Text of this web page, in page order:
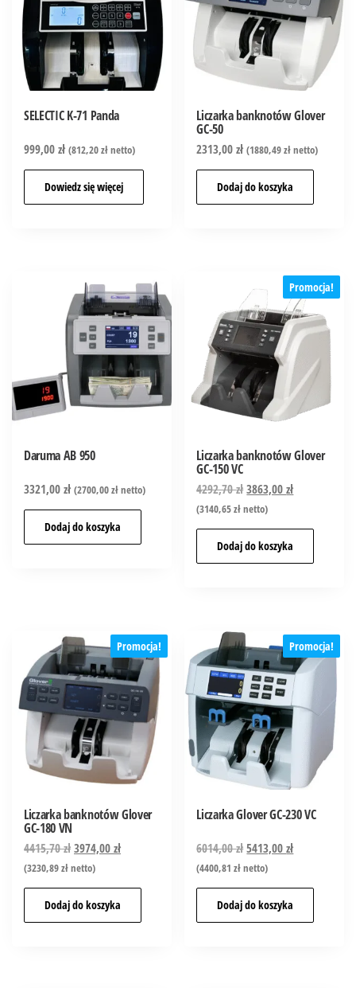
SELECTIC K-71 Panda
999,00zł (812,20złnetto)
Dowiedz się więcej
Liczarka banknotów Glover
GC-50
2313,00zł (1880,49złnetto)
Dodaj do koszyka
Daruma AB 950
3321,00zł (2700,00złnetto)
Dodaj do koszyka
Promocja!
Liczarka banknotów Glover
GC-150 VC
4292,70zł3863,00zł
(3140,65złnetto)
Dodaj do koszyka
Promocja!
Liczarka banknotów Glover
GC-180 VN
4415,70zł3974,00zł
(3230,89złnetto)
Dodaj do koszyka
Promocja!
Liczarka Glover GC-230 VC
6014,00zł5413,00zł
(4400,81złnetto)
Dodaj do koszyka